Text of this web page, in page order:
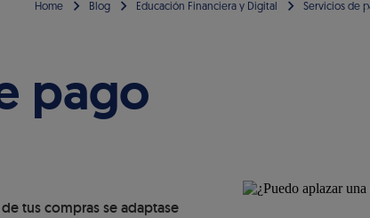
Home Blog Educación Financiera y Digital Servicios de
pago
tus compras se adaptase